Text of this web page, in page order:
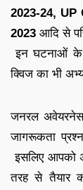
2023-24,
2023आदि से
इन घटनाओं के
क्विज का भी
जनरल
जागरूकता
इसलिए आपको
तरह से तैयार